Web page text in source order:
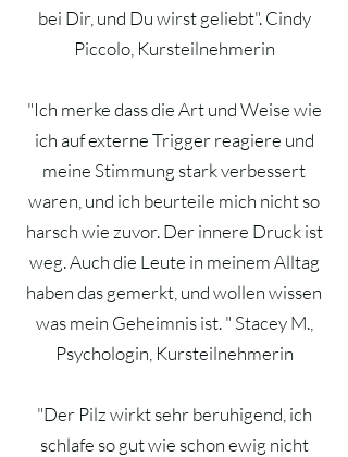
bei Dir, und Du wirst geliebt". Cindy
Piccolo, Kursteilnehmerin
"Ich merke dass die Art und Weise wie
ich auf externe Trigger reagiere und
meine Stimmung stark verbessert
waren, und ich beurteile mich nicht so
harsch wie zuvor. Der innere Druck ist
weg. Auch die Leute in meinem Alltag
haben das gemerkt, und wollen wissen
was mein Geheimnis ist. " Stacey M.,
Psychologin, Kursteilnehmerin
"Der Pilz wirkt sehr beruhigend, ich
schlafe so gut wie schon ewig nicht